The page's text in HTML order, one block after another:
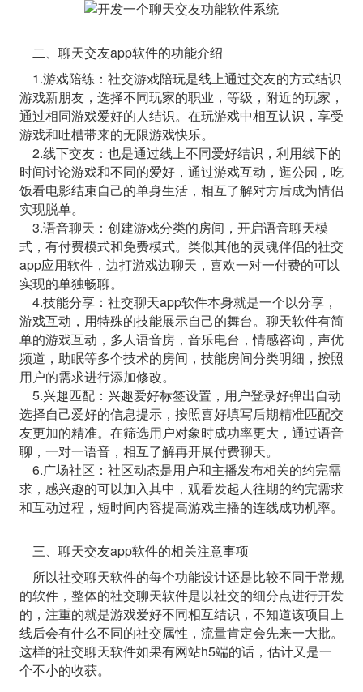
二、聊天交友app软件的功能介绍
1.游戏陪练：社交游戏陪玩是线上通过交友的方式结识
游戏新朋友，选择不同玩家的职业，等级，附近的玩家，
通过相同游戏爱好的人结识。在玩游戏中相互认识，享受
游戏和吐槽带来的无限游戏快乐。
2.线下交友：也是通过线上不同爱好结识，利用线下的
时间讨论游戏和不同的爱好，通过游戏互动，逛公园，吃
饭看电影结束自己的单身生活，相互了解对方后成为情侣
实现脱单。
3.语音聊天：创建游戏分类的房间，开启语音聊天模
式，有付费模式和免费模式。类似其他的灵魂伴侣的社交
app应用软件，边打游戏边聊天，喜欢一对一付费的可以
实现的单独畅聊。
4.技能分享：社交聊天app软件本身就是一个以分享，
游戏互动，用特殊的技能展示自己的舞台。聊天软件有简
单的游戏互动，多人语音房，音乐电台，情感咨询，声优
频道，助眠等多个技术的房间，技能房间分类明细，按照
用户的需求进行添加修改。
5.兴趣匹配：兴趣爱好标签设置，用户登录好弹出自动
选择自己爱好的信息提示，按照喜好填写后期精准匹配交
友更加的精准。在筛选用户对象时成功率更大，通过语音
聊，一对一语音，相互了解再开展付费聊天。
6.广场社区：社区动态是用户和主播发布相关的约完需
求，感兴趣的可以加入其中，观看发起人往期的约完需求
和互动过程，短时间内容提高游戏主播的连线成功机率。
三、聊天交友app软件的相关注意事项
所以社交聊天软件的每个功能设计还是比较不同于常规
的软件，整体的社交聊天软件是以社交的细分点进行开发
的，注重的就是游戏爱好不同相互结识，不知道该项目上
线后会有什么不同的社交属性，流量肯定会先来一大批。
这样的社交聊天软件如果有网站h5端的话，估计又是一
个不小的收获。